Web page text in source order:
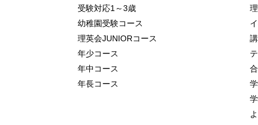
受験対応1～3歳
幼稚園受験コース
理英会JUNIORコース
年少コース
年中コース
年長コース